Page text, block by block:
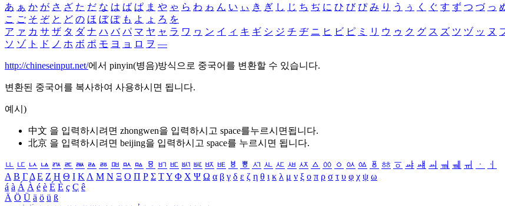
あ ぁ か が さ ざ た だ な は ば ぱ ま や ゃ ら わ ゎ ん い ぃ き ぎ し じ ち ぢ に ひ び ぴ み り う ぅ く ぐ す ず つ づ っ
こ ご そ ぞ と ど の ほ ぼ ぽ も よ ょ ろ を
ア ァ カ サ ザ タ ダ ナ ハ バ パ マ ヤ ャ ラ ワ ヮ ン イ ィ キ ギ シ ジ チ ヂ ニ ヒ ビ ピ ミ リ ウ ゥ ク グ ス ズ ツ ヅ ッ ヌ
ソ ゾ ト ド ノ ホ ボ ポ モ ヨ ョ ロ ヲ ―
http://chineseinput.net/에서 pinyin(병음)방식으로 중국어를 변환할 수 있습니다.
변환된 중국어를 복사하여 사용하시면 됩니다.
예시)
中文 을 입력하시려면 zhongwen을 입력하시고 space를누르시면됩니다.
北京 을 입력하시려면 beijing을 입력하시고 space를 누르시면 됩니다.
ㅥ ㅦ ㅧ ㅨ ㅩ ㅪ ㅫ ㅬ ㅭ ㅮ ㅯ ㅰ ㅱ ㅲ ㅳ ㅴ ㅵ ㅶ ㅷ ㅸ ㅹ ㅺ ㅻ ㅼ ㅽ ㅾ ㅿ ㆀ ㆁ ㆂ ㆃ ㆄ ㆅ ㆆ ㆇ ㆈ ㆉ ㆊ ㆋ ㆌ ㆍ
ㆎ
Α Β ΓΔ Ε Ζ Η Θ Ι ΚΛ Μ Ν Ξ Ο Π Ρ Σ ΤΥ Φ Χ Ψ Ω α β γ δ ε ζ η θ ι κ λ μ ν ξ ο π ρ σ τ υ φ χ ψ ω
á à Á À é è É È ç Ç ê
Ä Ö Ü ä ö ü ß